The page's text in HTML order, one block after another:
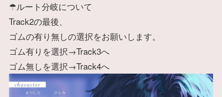
☂ルート分岐について
Track2の最後、
ゴムの有り無しの選択をお願いします。
ゴム有りを選択→Track3へ
ゴム無しを選択→Track4へ